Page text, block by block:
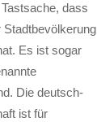
dass
Stadtbevölkerung
Es ist sogar
Die deutsch-
ist für